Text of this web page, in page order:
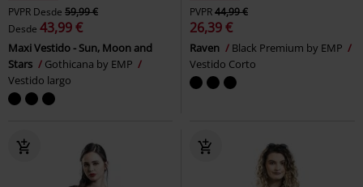
PVPR Desde 59,99 €
Desde 43,99 €
Maxi Vestido - Sun, Moon and
Stars
Gothicana by EMP
Vestido largo
PVPR44,99 €
26,39 €
Raven
Black Premium by EMP
Vestido Corto